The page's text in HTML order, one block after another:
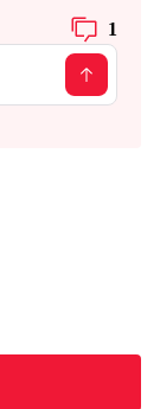
1